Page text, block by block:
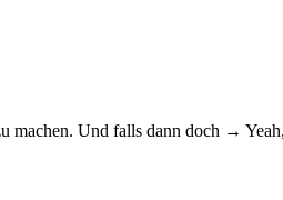
machen. Und falls dann doch →